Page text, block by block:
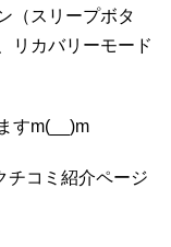
（スリープボタ
リカバリーモード
すm(__)m
チコミ紹介ページ